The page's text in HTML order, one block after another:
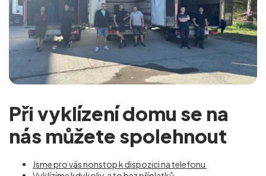
Při vyklízení domu se na
nás můžete spolehnout
Jsme pro vás nonstop k dispozici na telefonu